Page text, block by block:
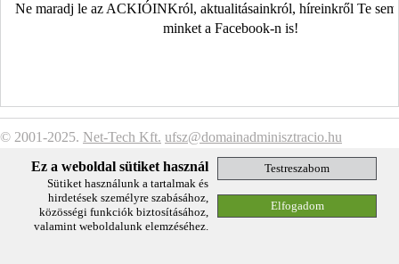
Ne maradj le az ACKIÓINKról, aktualitásainkról, híreinkről Te
minket a Facebook-n is!
© 2001-2025. Net-Tech Kft. ufsz@domainadminisztracio.hu
Ez a weboldal sütiket használ
Sütiket használunk a tartalmak és
hirdetések személyre szabásához,
közösségi funkciók biztosításához,
valamint weboldalunk elemzéséhez.